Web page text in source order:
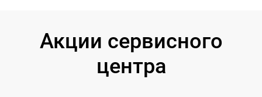
Акции сервисного
центра